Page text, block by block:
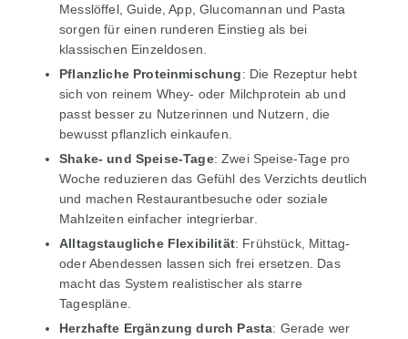
Messlöffel, Guide, App, Glucomannan und Pasta
sorgen für einen runderen Einstieg als bei
klassischen Einzeldosen.
Pflanzliche Proteinmischung: Die Rezeptur hebt
sich von reinem Whey- oder Milchprotein ab und
passt besser zu Nutzerinnen und Nutzern, die
bewusst pflanzlich einkaufen.
Shake- und Speise-Tage: Zwei Speise-Tage pro
Woche reduzieren das Gefühl des Verzichts deutlich
und machen Restaurantbesuche oder soziale
Mahlzeiten einfacher integrierbar.
Alltagstaugliche Flexibilität: Frühstück, Mittag-
oder Abendessen lassen sich frei ersetzen. Das
macht das System realistischer als starre
Tagespläne.
Herzhafte Ergänzung durch Pasta: Gerade wer